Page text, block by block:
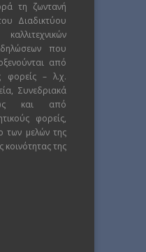
τη ζωντανή
Διαδικτύου
που
από
φορείς – λ.χ.
Συνεδριακά
και από
φορείς,
των μελών της
κοινότητας της